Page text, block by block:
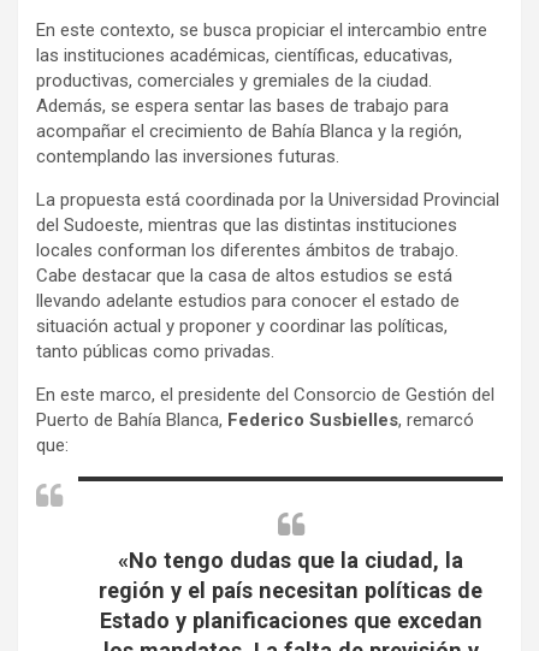
En este contexto, se busca propiciar el intercambio entre
las instituciones académicas, científicas, educativas,
productivas, comerciales y gremiales de la ciudad.
Además, se espera sentar las bases de trabajo para
acompañar el crecimiento de Bahía Blanca y la región,
contemplando las inversiones futuras.
La propuesta está coordinada por la Universidad Provincial
del Sudoeste, mientras que las distintas instituciones
locales conforman los diferentes ámbitos de trabajo.
Cabe destacar que la casa de altos estudios se está
llevando adelante estudios para conocer el estado de
situación actual y proponer y coordinar las políticas,
tanto públicas como privadas.
En este marco, el presidente del Consorcio de Gestión del
Puerto de Bahía Blanca, Federico Susbielles, remarcó
que:
«No tengo dudas que la ciudad, la
región y el país necesitan políticas de
Estado y planificaciones que excedan